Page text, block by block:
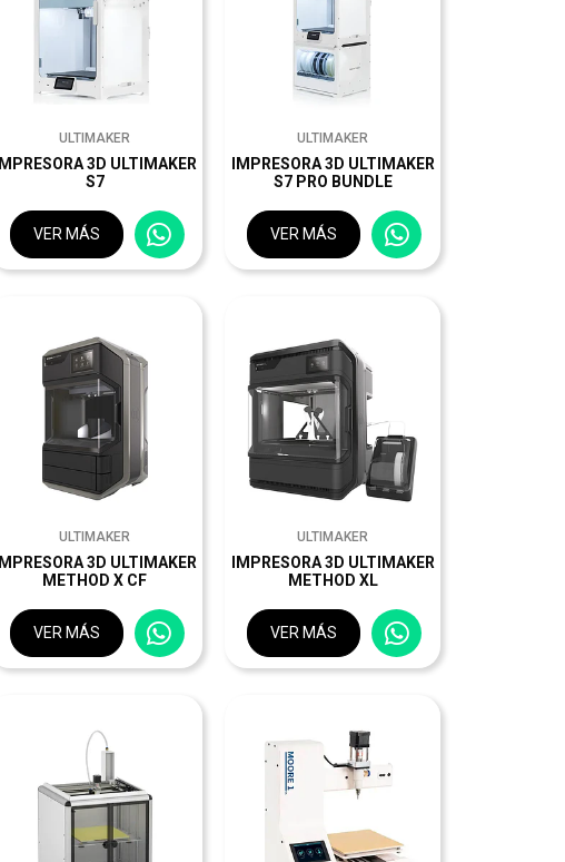
ULTIMAKER
IMPRESORA 3D ULTIMAKER
S7
VER MÁS
ULTIMAKER
IMPRESORA 3D ULTIMAKER
S7 PRO BUNDLE
VER MÁS
ULTIMAKER
IMPRESORA 3D ULTIMAKER
METHOD X CF
VER MÁS
ULTIMAKER
IMPRESORA 3D ULTIMAKER
METHOD XL
VER MÁS